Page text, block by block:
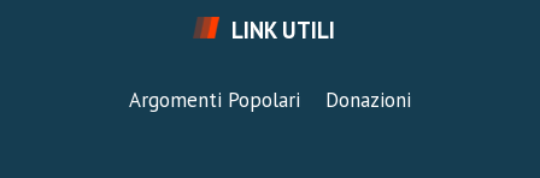
LINK UTILI
Argomenti Popolari Donazioni